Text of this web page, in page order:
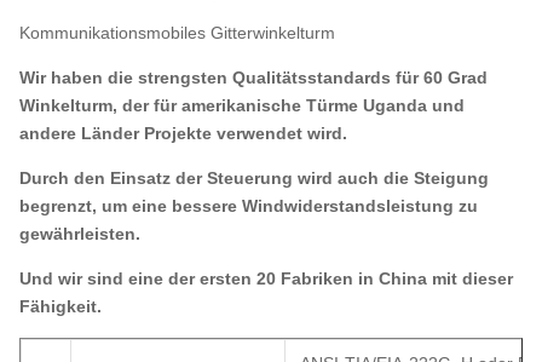
Kommunikationsmobiles Gitterwinkelturm
Wir haben die strengsten Qualitätsstandards für 60 Grad
Winkelturm, der für amerikanische Türme Uganda und
andere Länder Projekte verwendet wird.
Durch den Einsatz der Steuerung wird auch die Steigung
begrenzt, um eine bessere Windwiderstandsleistung zu
gewährleisten.
Und wir sind eine der ersten 20 Fabriken in China mit dieser
Fähigkeit.